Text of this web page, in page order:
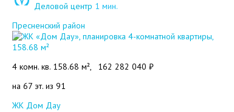
Деловой центр 1 мин.
Пресненский район
4 комн. кв. 158.68 м², 162 282 040 ₽
на 67 эт. из 91
Добавить в избранное
ЖК Дом Дау